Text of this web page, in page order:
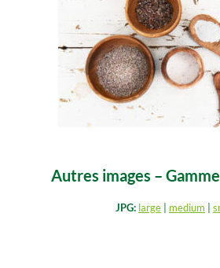
Autres images –
JPG: large medium